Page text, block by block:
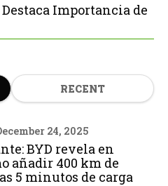
Importancia de
RECENT
24, 2025
BYD revela en
añadir 400 km de
5 minutos de carga